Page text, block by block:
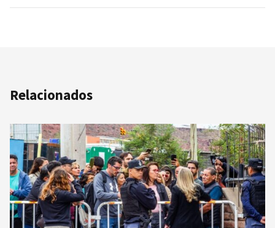
Relacionados